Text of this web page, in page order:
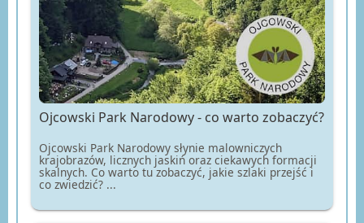
Ojcowski Park Narodowy - co warto zobaczyć?
Ojcowski Park Narodowy słynie malowniczych
krajobrazów, licznych jaskiń oraz ciekawych formacji
skalnych. Co warto tu zobaczyć, jakie szlaki przejść i
co zwiedzić? ...